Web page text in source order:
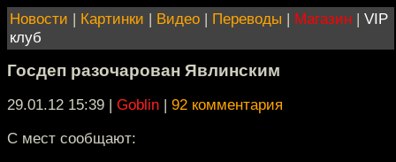
Новости | Картинки | Видео | Переводы | Магазин | VIP
клуб
Госдеп разочарован Явлинским
29.01.12 15:39 | Goblin | 92 комментария
C мест сообщают: